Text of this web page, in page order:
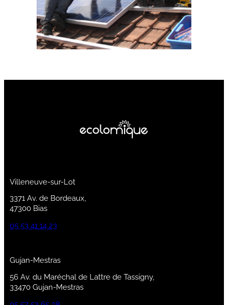
Villeneuve-sur-Lot
3371 Av. de Bordeaux,
47300 Bias
05 53 41 14 23
Gujan-Mestras
56 Av. du Maréchal de Lattre de Tassigny,
33470 Gujan-Mestras